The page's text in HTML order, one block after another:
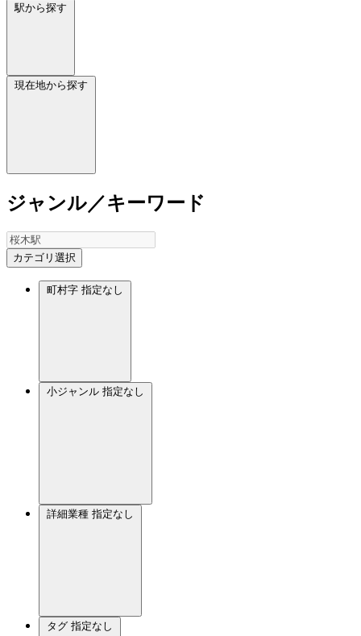
駅から探す
現在地から探す
ジャンル／キーワード
カテゴリ選択
町村字 指定なし
小ジャンル 指定なし
詳細業種 指定なし
タグ 指定なし